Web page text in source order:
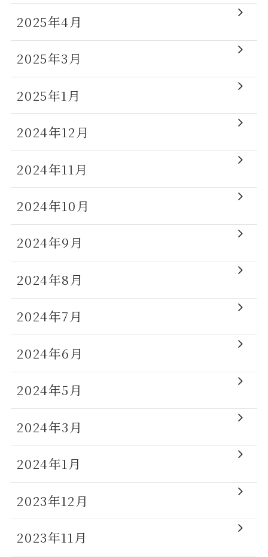
2025年4月
2025年3月
2025年1月
2024年12月
2024年11月
2024年10月
2024年9月
2024年8月
2024年7月
2024年6月
2024年5月
2024年3月
2024年1月
2023年12月
2023年11月